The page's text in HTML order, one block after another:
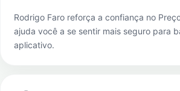
Rodrigo Faro reforça a confiança no
ajuda você a se sentir mais seguro para
aplicativo.